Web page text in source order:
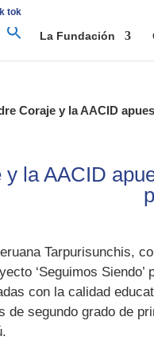
tok
La Fundación
Coraje y la AACID
y la AACID
Tarpurisunchis,
‘Seguimos
con la calidad
de segundo grado de